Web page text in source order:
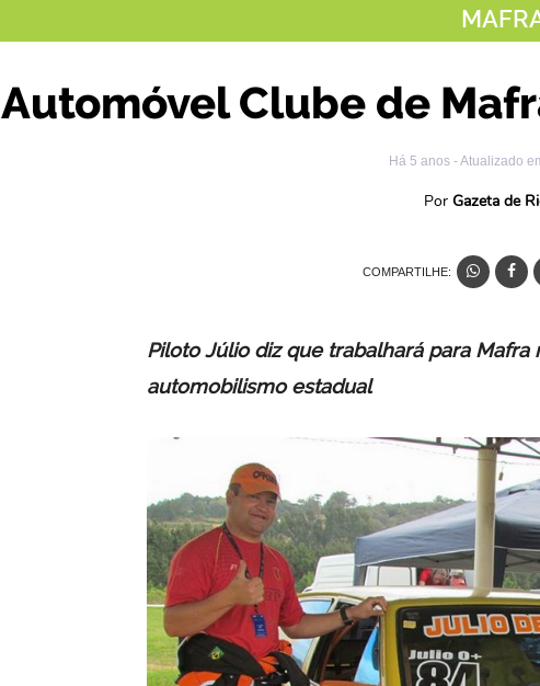
Automóvel Clube de
Há 5 anos - Atualizado
Por Gazeta de
COMPARTILHE:
Piloto Júlio diz que trabalhará para
automobilismo estadual